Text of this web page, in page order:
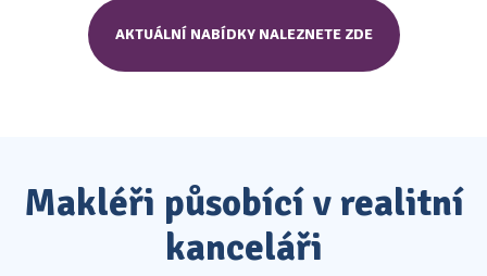
AKTUÁLNÍ NABÍDKY NALEZNETE ZDE
Makléři působící v realitní
kanceláři